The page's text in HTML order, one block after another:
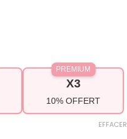
X3
10% OFFERT
PREMIUM
EFFACER